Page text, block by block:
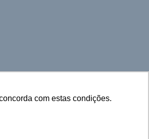
com estas condições.